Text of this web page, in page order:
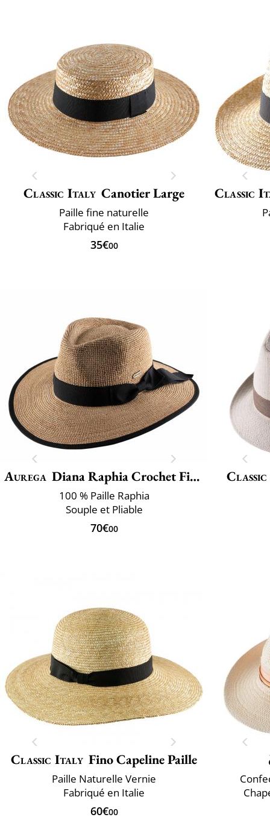
Classic Italy Canotier Large
Paille fine naturelle
Fabriqué en Italie
35€00
Classic
Aurega Diana Raphia Crochet Fino
100 % Paille Raphia
Souple et Pliable
70€00
Classic Italy Fino Capeline Paille
Paille Naturelle Vernie
Fabriqué en Italie
60€00